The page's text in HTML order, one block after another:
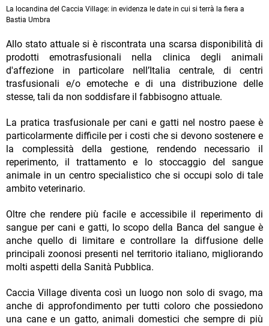
La locandina del Caccia Village: in evidenza le date in cui si terrà la fiera a
Bastia Umbra
Allo stato attuale si è riscontrata una scarsa disponibilità di
prodotti emotrasfusionali nella clinica degli animali
d'affezione in particolare nell’Italia centrale, di centri
trasfusionali e/o emoteche e di una distribuzione delle
stesse, tali da non soddisfare il fabbisogno attuale.
La pratica trasfusionale per cani e gatti nel nostro paese è
particolarmente difficile per i costi che si devono sostenere e
la complessità della gestione, rendendo necessario il
reperimento, il trattamento e lo stoccaggio del sangue
animale in un centro specialistico che si occupi solo di tale
ambito veterinario.
Oltre che rendere più facile e accessibile il reperimento di
sangue per cani e gatti, lo scopo della Banca del sangue è
anche quello di limitare e controllare la diffusione delle
principali zoonosi presenti nel territorio italiano, migliorando
molti aspetti della Sanità Pubblica.
Caccia Village diventa così un luogo non solo di svago, ma
anche di approfondimento per tutti coloro che possiedono
una cane e un gatto, animali domestici che sempre di più